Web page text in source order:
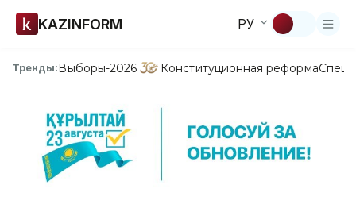
KAZINFORM РУ
Тренды:Выборы-2026 Конституционная реформа